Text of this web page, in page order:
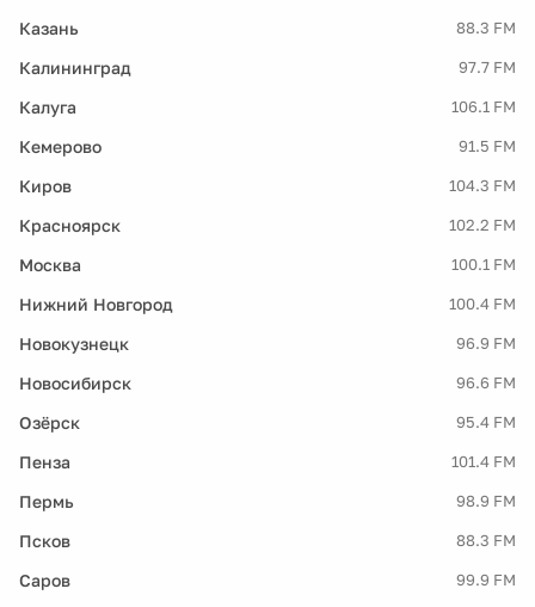
Казань 88.3 FM
Калининград 97.7 FM
Калуга 106.1 FM
Кемерово 91.5 FM
Киров 104.3 FM
Красноярск 102.2 FM
Москва 100.1 FM
Нижний Новгород 100.4 FM
Новокузнецк 96.9 FM
Новосибирск 96.6 FM
Озёрск 95.4 FM
Пенза 101.4 FM
Пермь 98.9 FM
Псков 88.3 FM
Саров 99.9 FM